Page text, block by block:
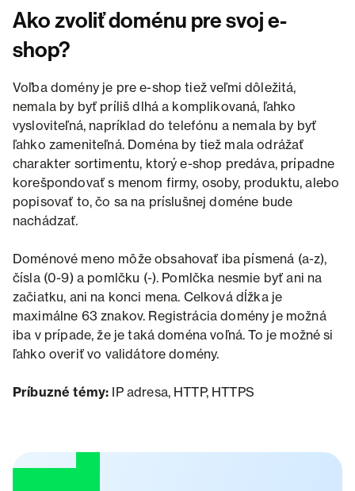
Ako zvoliť doménu pre svoj e-
shop?
Voľba domény je pre e-shop tiež veľmi dôležitá,
nemala by byť príliš dlhá a komplikovaná, ľahko
vysloviteľná, napríklad do telefónu a nemala by byť
ľahko zameniteľná. Doména by tiež mala odrážať
charakter sortimentu, ktorý e-shop predáva, prípadne
korešpondovať s menom firmy, osoby, produktu, alebo
popisovať to, čo sa na príslušnej doméne bude
nachádzať.
Doménové meno môže obsahovať iba písmená (a-z),
čísla (0-9) a pomlčku (-). Pomlčka nesmie byť ani na
začiatku, ani na konci mena. Celková dĺžka je
maximálne 63 znakov. Registrácia domény je možná
iba v prípade, že je taká doména voľná. To je možné si
ľahko overiť vo validátore domény.
Príbuzné témy: IP adresa, HTTP, HTTPS